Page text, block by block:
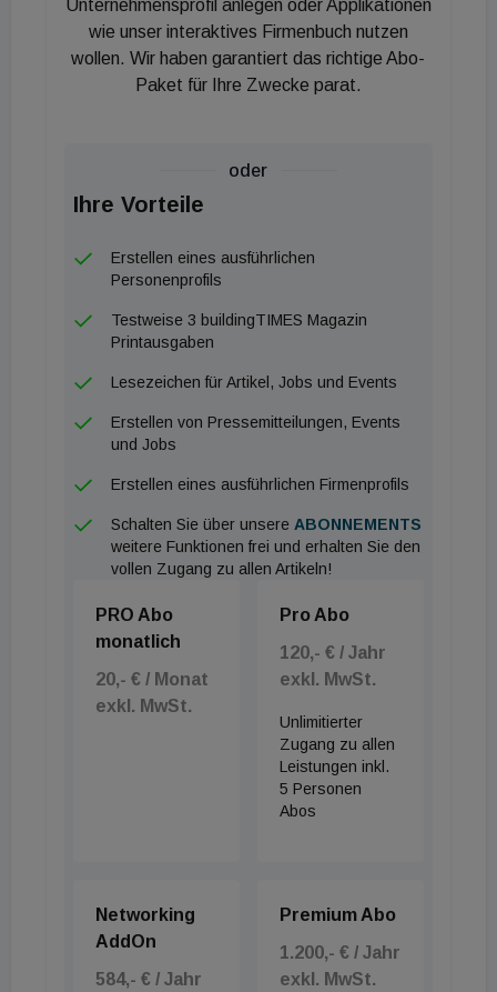
Unternehmensprofil anlegen oder Applikationen
wie unser interaktives Firmenbuch nutzen
wollen. Wir haben garantiert das richtige Abo-
Paket für Ihre Zwecke parat.
oder
Ihre Vorteile
Erstellen eines ausführlichen
Personenprofils
Testweise 3 buildingTIMES Magazin
Printausgaben
Lesezeichen für Artikel, Jobs und Events
Erstellen von Pressemitteilungen, Events
und Jobs
Erstellen eines ausführlichen Firmenprofils
Schalten Sie über unsere ABONNEMENTS
weitere Funktionen frei und erhalten Sie den
vollen Zugang zu allen Artikeln!
PRO Abo
monatlich
20,- € / Monat
exkl. MwSt.
Pro Abo
120,- € / Jahr
exkl. MwSt.
Unlimitierter
Zugang zu allen
Leistungen inkl.
5 Personen
Abos
Networking
AddOn
584,- € / Jahr
Premium Abo
1.200,- € / Jahr
exkl. MwSt.